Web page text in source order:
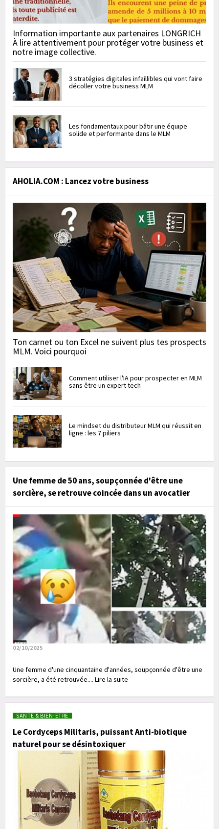
Information importante aux partenaires LONGRICH
À lire attentivement pour protéger votre business et
notre image collective.
3 stratégies digitales infaillibles qui vont faire
décoller votre business MLM
Les fondamentaux pour bâtir une équipe
solide et performante dans le MLM
AHOLIA.COM : Lancez votre business
Ton carnet ou ton Excel ne suivent plus tes prospects
MLM. Voici pourquoi
Comment utiliser l'IA pour prospecter en MLM
sans être un expert tech
Le mindset du distributeur MLM qui réussit en
ligne : les 7 piliers
Une femme de 50 ans, soupçonnée d'être une
sorcière, se retrouve coincée dans un avocatier
02/10/2025
Une femme d'une cinquantaine d'années, soupçonnée d'être une
sorcière, a été retrouvée.... Lire la suite
SANTE & BIEN-ETRE
Le Cordyceps Militaris, puissant Anti-biotique
naturel pour se désintoxiquer